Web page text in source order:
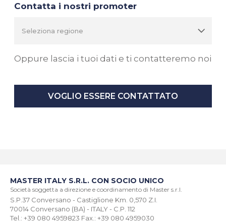
Contatta i nostri promoter
Oppure lascia i tuoi dati e ti contatteremo noi
VOGLIO ESSERE CONTATTATO
MASTER ITALY S.R.L. CON SOCIO UNICO
Società soggetta a direzione e coordinamento di Master s.r.l.
S.P.37 Conversano - Castiglione Km. 0,570 Z.I.
70014 Conversano (BA) - ITALY - C.P. 112
Tel.: +39 080 4959823 Fax.: +39 080 4959030